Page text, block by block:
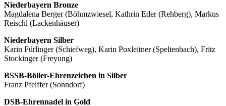
Niederbayern Bronze
Magdalena Berger (Böhmzwiesel, Kathrin Eder (Rehberg), Markus
Reischl (Lackenhäuser)
Niederbayern Silber
Karin Fürlinger (Schiefweg), Karin Poxleitner (Speltenbach), Fritz
Stockinger (Freyung)
BSSB-Böller-Ehrenzeichen in Silber
Franz Pfeiffer (Sonndorf)
DSB-Ehrennadel in Gold